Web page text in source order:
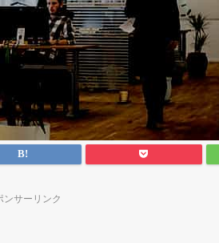
ンサーリンク